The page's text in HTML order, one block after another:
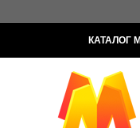
КАТАЛОГ